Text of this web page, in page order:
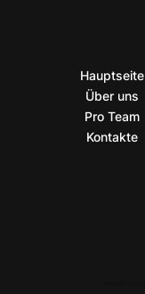
Hauptseite
Über uns
Pro Team
Kontakte